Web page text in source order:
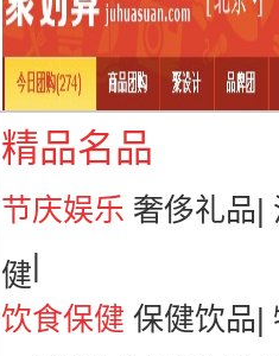
精品名品
节庆娱乐 奢侈礼品|
健|
饮食保健 保健饮品|